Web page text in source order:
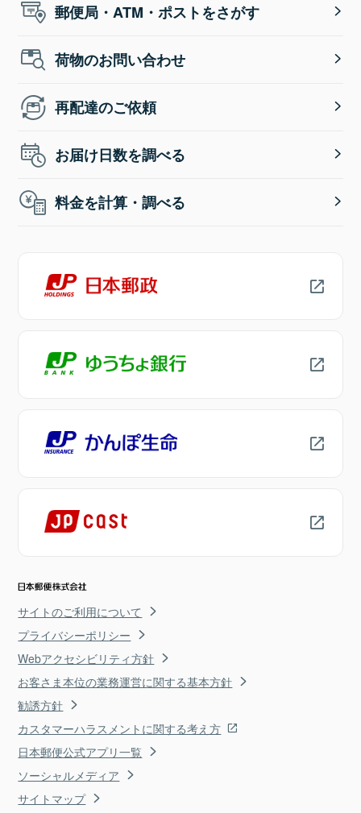
郵便局・ATM・ポストをさがす
荷物のお問い合わせ
再配達のご依頼
お届け日数を調べる
料金を計算・調べる
サイトのご利用について
プライバシーポリシー
Webアクセシビリティ方針
お客さま本位の業務運営に関する基本方針
勧誘方針
カスタマーハラスメントに関する考え方
日本郵便公式アプリ一覧
ソーシャルメディア
サイトマップ